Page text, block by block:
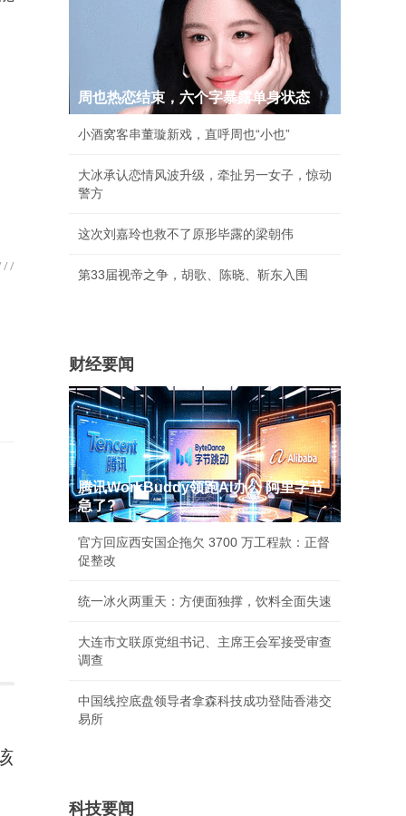
周也热恋结束，六个字暴露单身状态
小酒窝客串董璇新戏，直呼周也“小也”
大冰承认恋情风波升级，牵扯另一女子，惊动
警方
这次刘嘉玲也救不了原形毕露的梁朝伟
第33届视帝之争，胡歌、陈晓、靳东入围
财经要闻
腾讯WorkBuddy领跑AI办公 阿里字节
急了?
官方回应西安国企拖欠 3700 万工程款：正督
促整改
统一冰火两重天：方便面独撑，饮料全面失速
大连市文联原党组书记、主席王会军接受审查
调查
中国线控底盘领导者拿森科技成功登陆香港交
易所
科技要闻